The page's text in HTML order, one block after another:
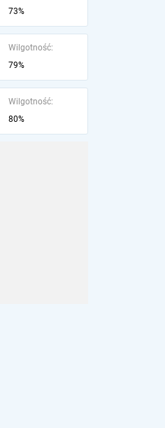
73%
Wilgotność:
79%
Wilgotność:
80%